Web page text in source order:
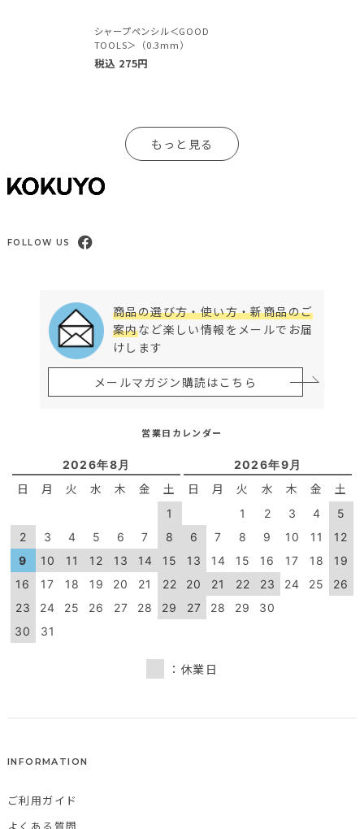
シャープペンシル＜GOOD
TOOLS＞（0.3mm）
税込 275円
もっと見る
FOLLOW US
商品の選び方・使い方・新商品のご
案内など楽しい情報をメールでお届
けします
メールマガジン購読はこちら
営業日カレンダー
2026年8月
日 月 火 水 木 金 土
1
2
3 4 5 6 7
8
9
10 11 12 13 14
15
16
17 18 19 20 21
22
23
24 25 26 27 28
29
30
31
2026年9月
日 月 火 水 木 金 土
1 2 3 4
5
6
7 8 9 10 11
12
13
14 15 16 17 18
19
20
21 22 23 24 25
26
27
28 29 30
：休業日
INFORMATION
ご利用ガイド